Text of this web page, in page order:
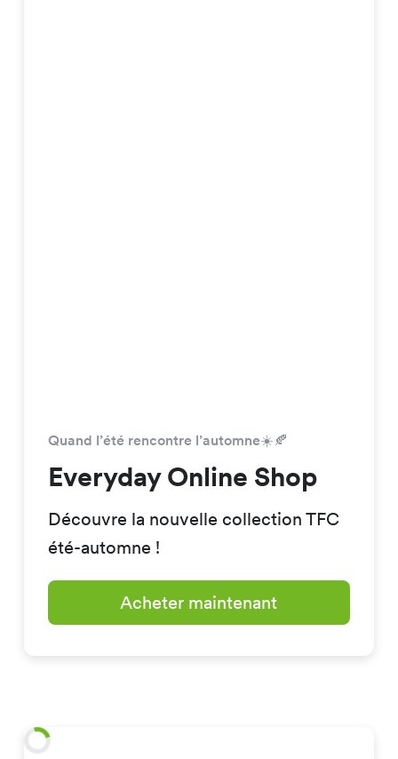
Quand l’été rencontre l’automne☀️🍂
Everyday Online Shop
Découvre la nouvelle collection TFC
été-automne !
Acheter maintenant